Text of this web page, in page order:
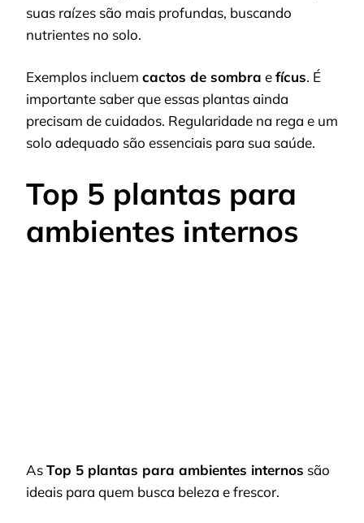
suas raízes são mais profundas, buscando
nutrientes no solo.
Exemplos incluem cactos de sombra efícus. É
importante saber que essas plantas ainda
precisam de cuidados. Regularidade na rega e um
solo adequado são essenciais para sua saúde.
Top 5 plantas para
ambientes internos
AsTop 5 plantas para ambientes internos são
ideais para quem busca beleza e frescor.